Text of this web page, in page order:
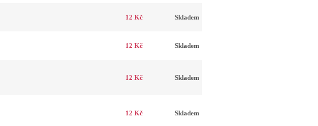
12 Kč Skladem
12 Kč Skladem
12 Kč Skladem
12 Kč Skladem